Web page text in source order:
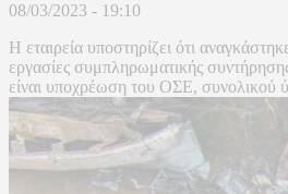
08/03/2023 - 19:10
Η εταιρεία υποστηρίζει ότι
εργασίες συμπληρωματικής
είναι υποχρέωση του ΟΣΕ, συνολικού